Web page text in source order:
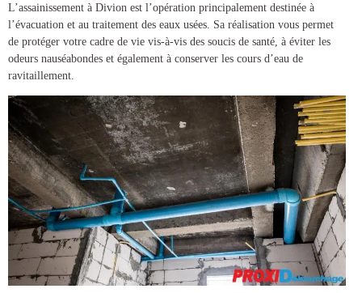
L’assainissement à Divion est l’opération principalement destinée à
l’évacuation et au traitement des eaux usées. Sa réalisation vous permet
de protéger votre cadre de vie vis-à-vis des soucis de santé, à éviter les
odeurs nauséabondes et également à conserver les cours d’eau de
ravitaillement.